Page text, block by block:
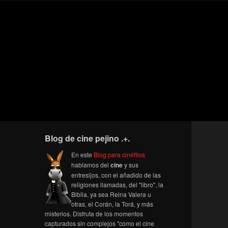
Blog de cine pejino .+.
En este Blog para cinéfilos
hablamos del ciney sus
entresijos, con el añadido de las
religiones llamadas, del "libro", la
Biblia, ya sea Reina Valera u
otras, el Corán, la Torá, y más
misterios. Disfruta de los momentos
capturados sin complejos "como el cine